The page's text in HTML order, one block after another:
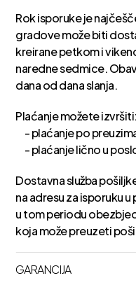
Rok isporuke je
gradove može biti
kreirane petkom i
naredne sedmice.
dana od dana slanja.
Plaćanje možete izvršiti:
- plaćanje po
- plaćanje lično u
Dostavna služba
na adresu za isporuku
u tom periodu
koja može preuzeti
GARANCIJA